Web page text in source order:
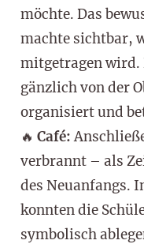
möchte. Das
machte sichtbar,
mitgetragen wird.
gänzlich von der
organisiert und
🔥 Café:
verbrannt – als
des Neuanfangs.
konnten die
symbolisch